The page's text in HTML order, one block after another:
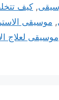
, كيف
, موسيقى
موسيقى لعلاج